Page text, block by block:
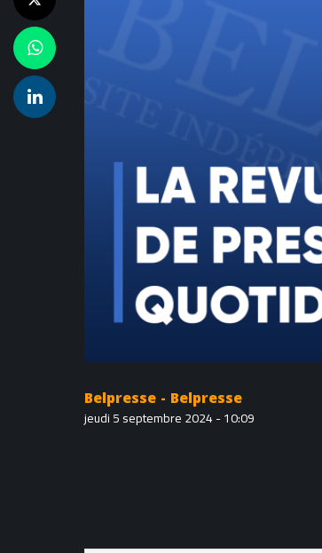
Belpresse - Belpresse
jeudi 5 septembre 2024 - 10:09